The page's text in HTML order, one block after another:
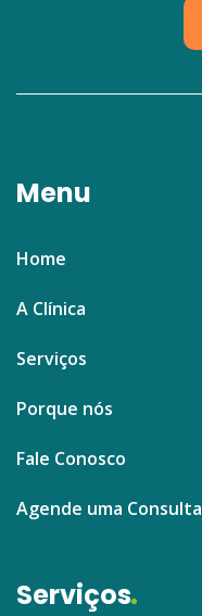
Menu
Home
A Clínica
Serviços
Porque nós
Fale Conosco
Agende uma Consulta
Serviços